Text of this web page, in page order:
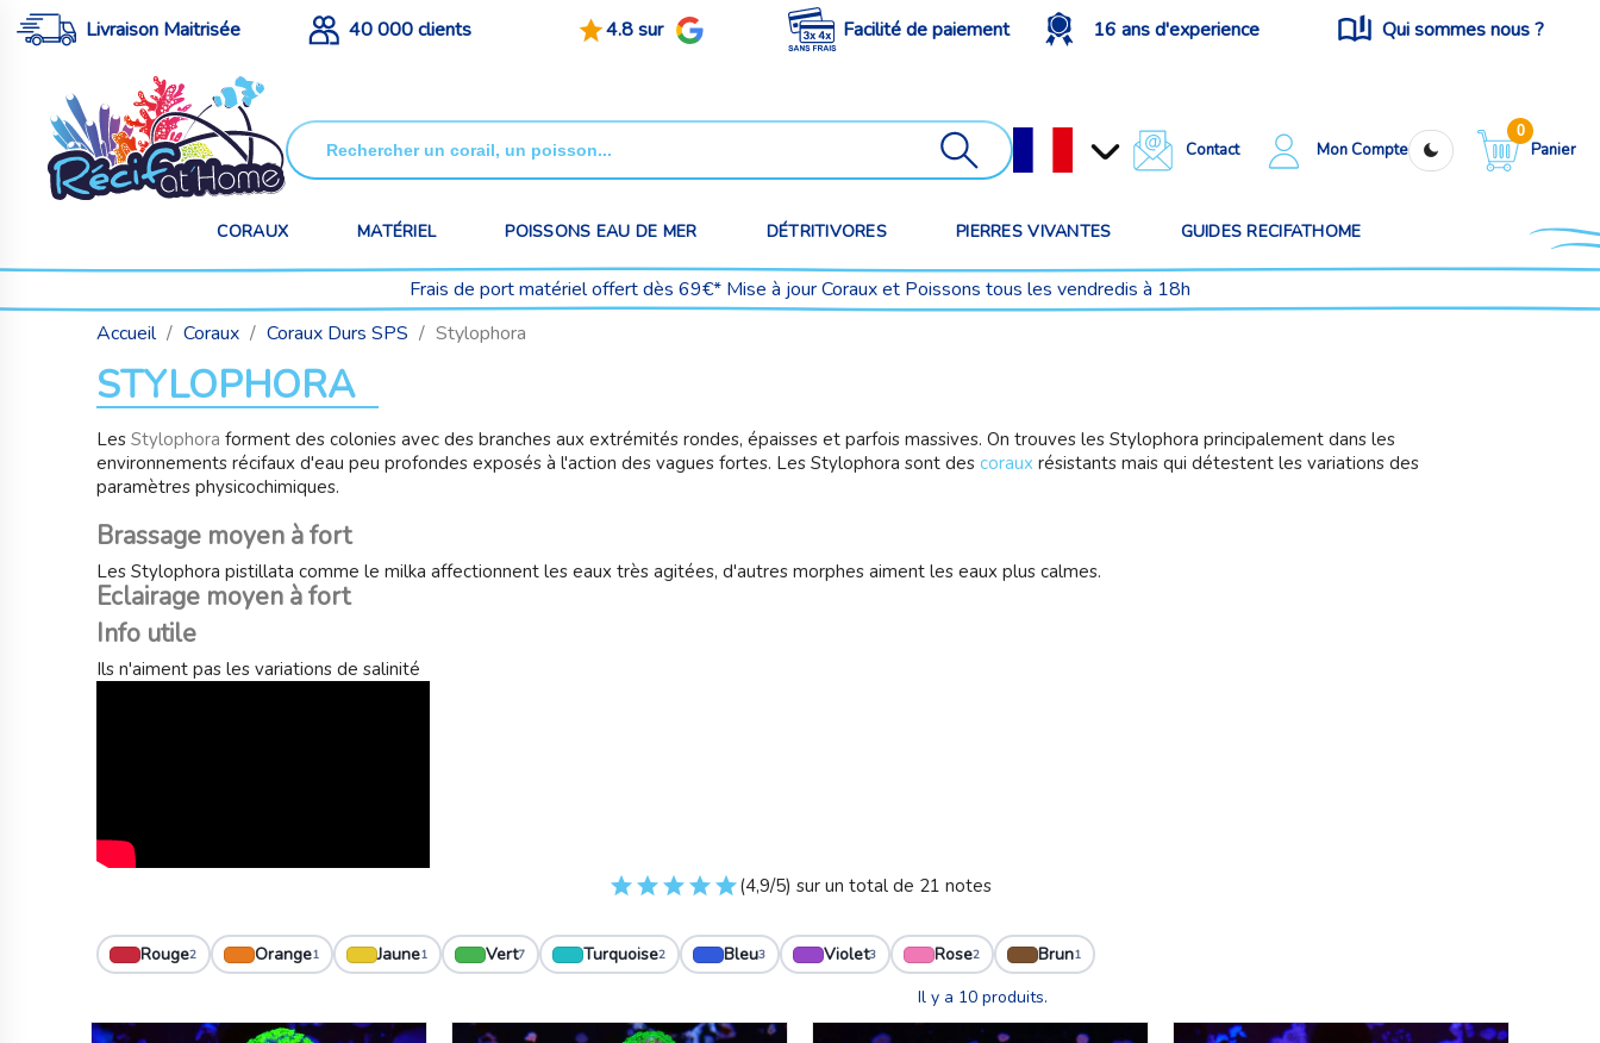
Livraison Maitrisée 40 000 clients 4.8 sur Facilité de paiement 16 ans d'experience Qui sommes nous ?
Contact Mon Compte
0
Panier
CORAUX MATÉRIEL POISSONS EAU DE MER DÉTRITIVORES PIERRES VIVANTES GUIDES RECIFATHOME
Frais de port matériel offert dès 69€* Mise à jour Coraux et Poissons tous les vendredis à 18h
Accueil
Coraux Coraux Durs SPS Stylophora
STYLOPHORA
Les Stylophora forment des colonies avec des branches aux extrémités rondes, épaisses et parfois massives. On trouves les Stylophora principalement dans les
environnements récifaux d'eau peu profondes exposés à l'action des vagues fortes. Les Stylophora sont des coraux résistants mais qui détestent les variations des
paramètres physicochimiques.
Brassage moyen à fort
Les Stylophora pistillata comme le milka affectionnent les eaux très agitées, d'autres morphes aiment les eaux plus calmes.
Eclairage moyen à fort
Info utile
Ils n'aiment pas les variations de salinité
(4,9/5) sur un total de 21 notes
Rouge2 Orange1 Jaune1 Vert7 Turquoise2 Bleu3 Violet3 Rose2 Brun1
Il y a 10 produits.